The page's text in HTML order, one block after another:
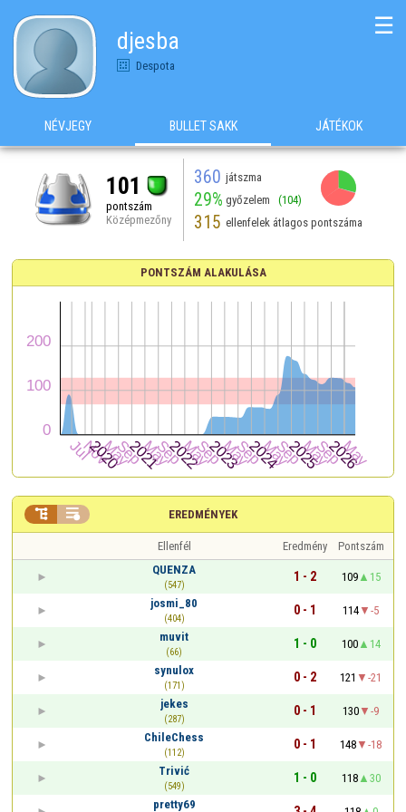
djesba
Despota
☰
NÉVJEGY BULLET SAKK JÁTÉKOK
101
pontszám
Középmezőny
360 játszma
29% győzelem (104)
315 ellenfelek átlagos pontszáma
PONTSZÁM ALAKULÁSA
EREDMÉNYEK
 
Ellenfél Eredmény
Pontszám
QUENZA
(547)
1 - 2 109
15
josmi_80
(404)
0 - 1 114
-5
muvit
(66)
1 - 0 100
14
synulox
(171)
0 - 2 121
-21
jekes
(287)
0 - 1 130
-9
ChileChess
(112)
0 - 1 148
-18
Trivić
(549)
1 - 0 118
30
pretty69